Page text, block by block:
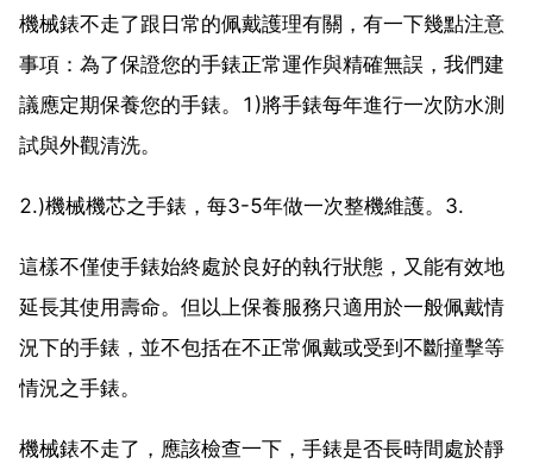
機械錶不走了跟日常的佩戴護理有關，有一下幾點注意
事項：為了保證您的手錶正常運作與精確無誤，我們建
議應定期保養您的手錶。1)將手錶每年進行一次防水測
試與外觀清洗。
2.)機械機芯之手錶，每3-5年做一次整機維護。3.
這樣不僅使手錶始終處於良好的執行狀態，又能有效地
延長其使用壽命。但以上保養服務只適用於一般佩戴情
況下的手錶，並不包括在不正常佩戴或受到不斷撞擊等
情況之手錶。
機械錶不走了，應該檢查一下，手錶是否長時間處於靜